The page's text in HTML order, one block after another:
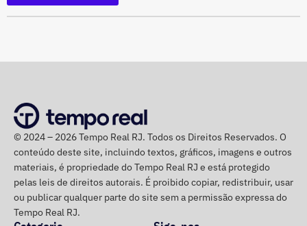
Deputados, o parlamentar havia informado R$
1.065.439,98 em bens. Na época, mantinha R$ 50 mil em
dinheiro vivo.
Em quatro anos, o patrimônio de Bebeto cresceu R$
1.892.881,58, alta de 177,7%. Já o valor mantido em
espécie saltou de R$ 50 mil para R$ 840 mil, aumento de
© 2024 – 2026 Tempo Real RJ. Todos os Direitos Reservados. O
conteúdo deste site, incluindo textos, gráficos, imagens e outros
materiais, é propriedade do Tempo Real RJ e está protegido
pelas leis de direitos autorais. É proibido copiar, redistribuir, usar
ou publicar qualquer parte do site sem a permissão expressa do
Tempo Real RJ.